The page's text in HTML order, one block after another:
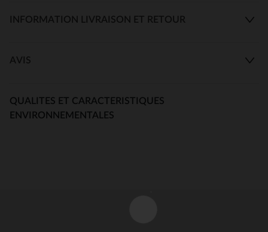
INFORMATION LIVRAISON ET RETOUR
AVIS
QUALITES ET CARACTERISTIQUES
ENVIRONNEMENTALES